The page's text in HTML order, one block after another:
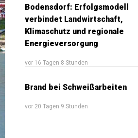
Bodensdorf: Erfolgsmodell
verbindet Landwirtschaft,
Klimaschutz und regionale
Energieversorgung
vor 16 Tagen 8 Stunden
Brand bei Schweißarbeiten
vor 20 Tagen 9 Stunden